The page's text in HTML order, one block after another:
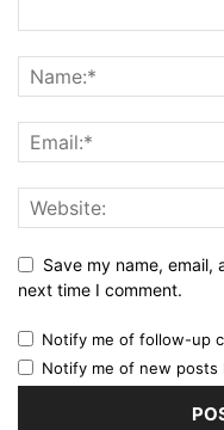
Save my name,
next time I comment.
Notify me of follow-up
Notify me of new posts